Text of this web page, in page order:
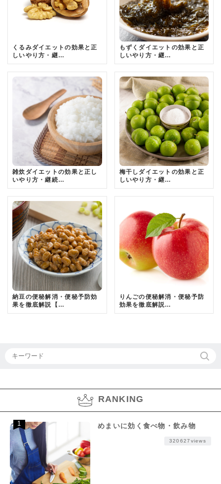
くるみダイエットの効果と正
しいやり方・継…
もずくダイエットの効果と正
しいやり方・継…
雑炊ダイエットの効果と正し
いやり方・継続…
梅干しダイエットの効果と正
しいやり方・継…
納豆の便秘解消・便秘予防効
果を徹底解説【…
りんごの便秘解消・便秘予防
効果を徹底解説…
RANKING
めまいに効く食べ物・飲み物
320627views